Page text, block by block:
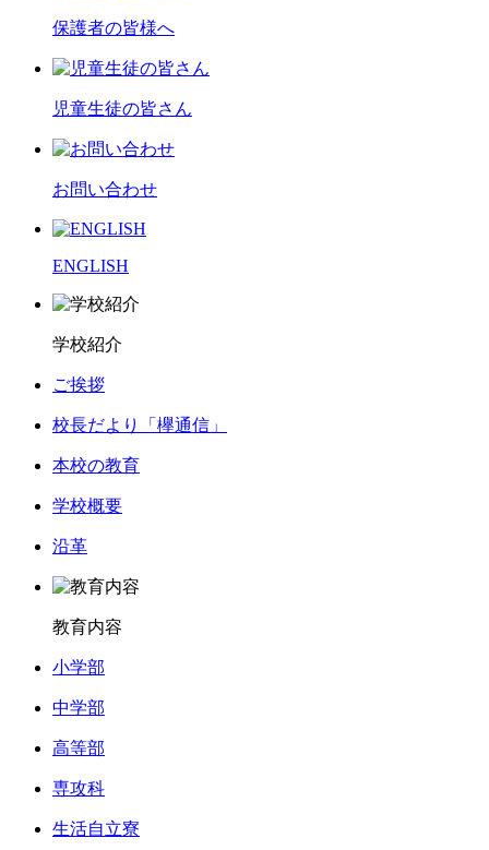
保護者の皆様へ
児童生徒の皆さん
お問い合わせ
ENGLISH
学校紹介
ご挨拶
校長だより「欅通信」
本校の教育
学校概要
沿革
教育内容
小学部
中学部
高等部
専攻科
生活自立寮